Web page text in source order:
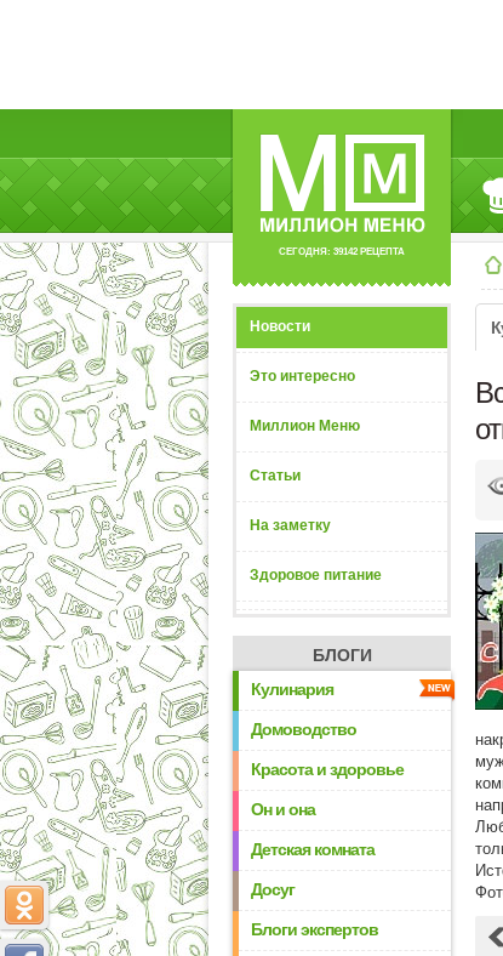
СЕГОДНЯ: 39142 РЕЦЕПТА
Новости
Это интересно
Миллион Меню
Статьи
На заметку
Здоровое питание
БЛОГИ
Кулинария
Домоводство
Красота и здоровье
Он и она
Детская комната
Досуг
Блоги экспертов